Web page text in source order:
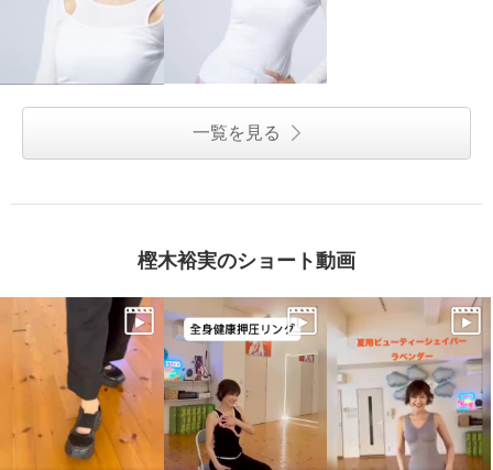
一覧を見る
樫木裕実のショート動画